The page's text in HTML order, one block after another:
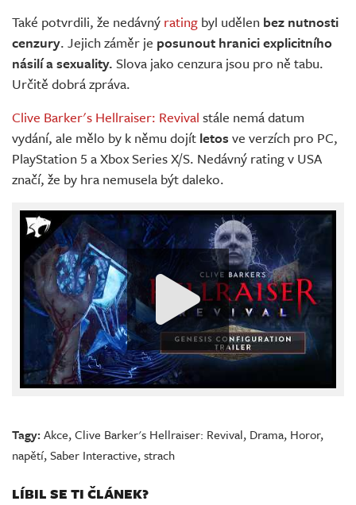
Také potvrdili, že nedávný rating byl udělen bez nutnosti
cenzury. Jejich záměr je posunout hranici explicitního
násilí a sexuality. Slova jako cenzura jsou pro ně tabu.
Určitě dobrá zpráva.
Clive Barker's Hellraiser: Revival stále nemá datum
vydání, ale mělo by k němu dojít letos ve verzích pro PC,
PlayStation 5 a Xbox Series X/S. Nedávný rating v USA
značí, že by hra nemusela být daleko.
Tagy:Akce,Clive Barker's Hellraiser: Revival, Drama, Horor,
napětí,Saber Interactive,strach
LÍBIL SE TI ČLÁNEK?